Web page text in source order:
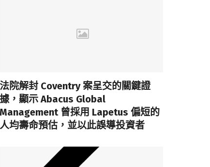
法院解封 Coventry 案呈交的關鍵證
據，顯示 Abacus Global
Management 曾採用 Lapetus 偏短的
人均壽命預估，並以此誤導投資者